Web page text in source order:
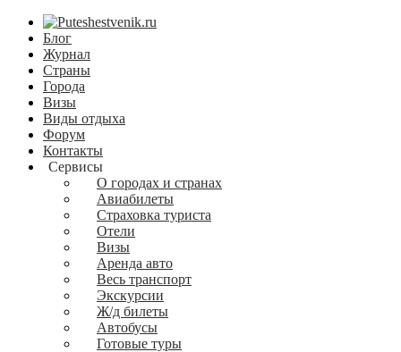
Блог
Журнал
Страны
Города
Визы
Виды отдыха
Форум
Контакты
Сервисы
О городах и странах
Авиабилеты
Страховка туриста
Отели
Визы
Аренда авто
Весь транспорт
Экскурсии
Ж/д билеты
Автобусы
Готовые туры